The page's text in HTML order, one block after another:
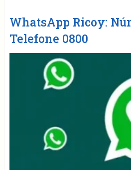
WhatsApp Ricoy:
Telefone 0800